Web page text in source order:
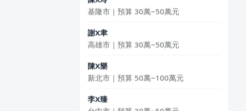
基隆市｜預算 30萬~50萬元
謝X聿
高雄市｜預算 30萬~50萬元
陳X樂
新北市｜預算 50萬~100萬元
李X臻
台中市｜預算 30萬~50萬元